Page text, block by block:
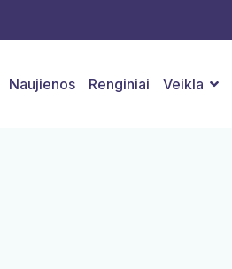
Naujienos Renginiai Veikla